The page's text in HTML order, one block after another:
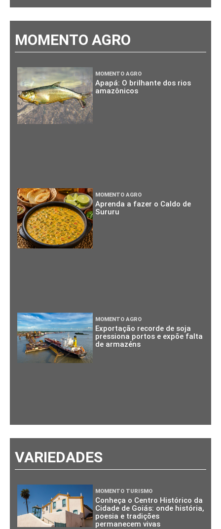
MOMENTO AGRO
MOMENTO AGRO
Apapá: O brilhante dos rios
amazônicos
MOMENTO AGRO
Aprenda a fazer o Caldo de
Sururu
MOMENTO AGRO
Exportação recorde de soja
pressiona portos e expõe falta
de armazéns
VARIEDADES
MOMENTO TURISMO
Conheça o Centro Histórico da
Cidade de Goiás: onde história,
poesia e tradições
permanecem vivas